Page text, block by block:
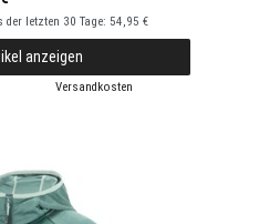
der letzten 30 Tage: 54,95 €
anzeigen
Versandkosten